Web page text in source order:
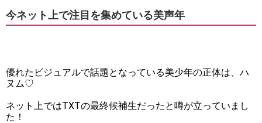
今ネット上で注目を集めている美声年
優れたビジュアルで話題となっている美少年の正体は、ハ
ヌム♡
ネット上ではTXTの最終候補生だったと噂が立っていまし
た！